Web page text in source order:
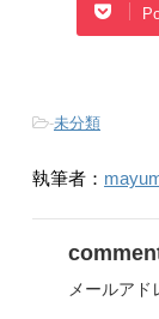
-未分類
執筆者：
メールアド